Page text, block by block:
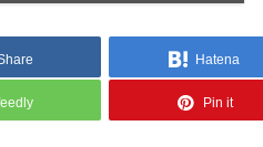
Hatena
Pin it